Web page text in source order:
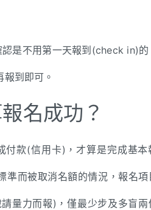
是不用第一天報到(check in)的
到即可。
名成功？
付款(信用卡)，才算是完成基本
準而被取消名額的情況，報名項
量力而報)，僅最少步及多盲兩